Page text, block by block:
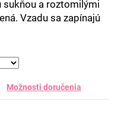
sukňou a roztomilými
Vzadu sa zapínajú
Možnosti doručenia